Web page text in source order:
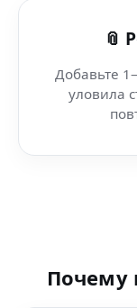
📎
Добавьте
уловила
Почему